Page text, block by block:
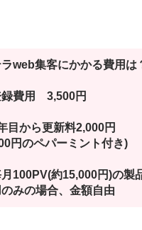
ラweb集客にかかる費用は
費用 3,500円
目から更新料2,000円
円のペパーミント付き)
100PV(約15,000円)の製
みの場合、金額自由